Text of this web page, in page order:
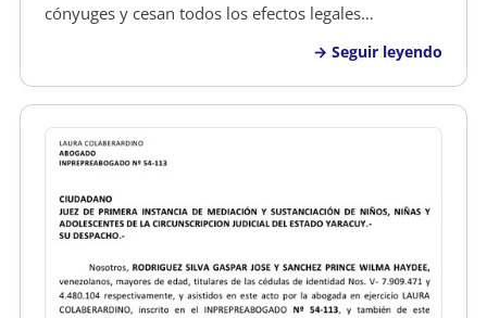
cónyuges y cesan todos los efectos legales
obligación alimenticia entre marido y mujer. Si se
declara el divorcio por culpa de u…
Seguir leyendo